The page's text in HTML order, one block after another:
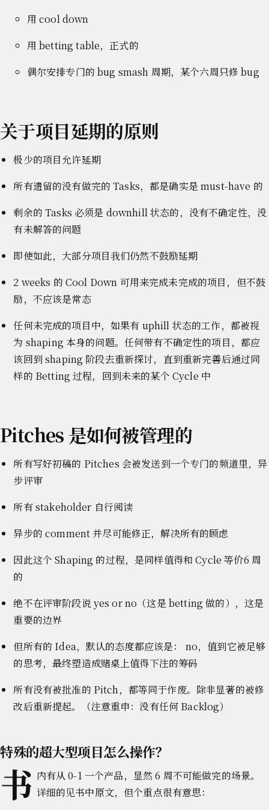
用 cool down
用 betting table，正式的
偶尔安排专门的 bug smash 周期，某个六周只修 bug
关于项目延期的原则
极少的项目允许延期
所有遗留的没有做完的 Tasks，都是确实是 must-have 的
剩余的 Tasks 必须是 downhill 状态的，没有不确定性，没
有未解答的问题
即使如此，大部分项目我们仍然不鼓励延期
2 weeks 的 Cool Down 可用来完成未完成的项目，但不鼓
励，不应该是常态
任何未完成的项目中，如果有 uphill 状态的工作，都被视
为 shaping 本身的问题。任何带有不确定性的项目，都应
该回到 shaping 阶段去重新探讨，直到重新完善后通过同
样的 Betting 过程，回到未来的某个 Cycle 中
Pitches 是如何被管理的
所有写好初稿的 Pitches 会被发送到一个专门的频道里，异
步评审
所有 stakeholder 自行阅读
异步的 comment 并尽可能修正，解决所有的顾虑
因此这个 Shaping 的过程，是同样值得和 Cycle 等价6 周
的
绝不在评审阶段说 yes or no（这是 betting 做的），这是
重要的边界
但所有的 Idea，默认的态度都应该是： no，值到它被足够
的思考，最终塑造成赌桌上值得下注的筹码
所有没有被批准的 Pitch，都等同于作废。除非显著的被修
改后重新提起。（注意重申：没有任何 Backlog）
特殊的超大型项目怎么操作？
书 内有从 0-1 一个产品，显然 6 周不可能做完的场景。
详细的见书中原文，但个重点很有意思：